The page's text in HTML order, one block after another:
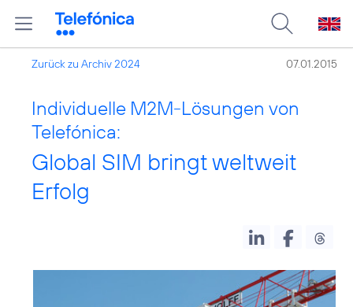
Zurück zu Archiv 2024 07.01.2015
Individuelle M2M-Lösungen von
Telefónica:
Global SIM bringt weltweit
Erfolg